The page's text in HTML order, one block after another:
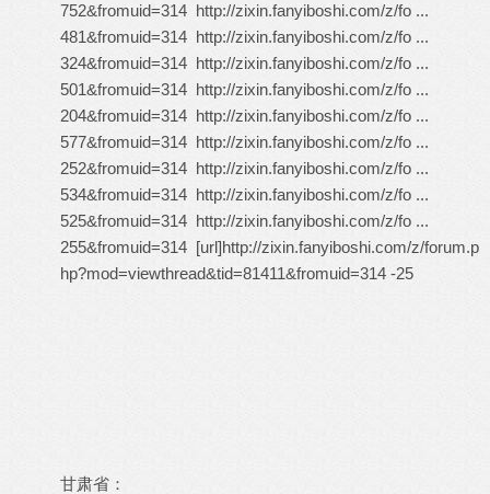
752&fromuid=314 http://zixin.fanyiboshi.com/z/fo ...
481&fromuid=314 http://zixin.fanyiboshi.com/z/fo ...
324&fromuid=314 http://zixin.fanyiboshi.com/z/fo ...
501&fromuid=314 http://zixin.fanyiboshi.com/z/fo ...
204&fromuid=314 http://zixin.fanyiboshi.com/z/fo ...
577&fromuid=314 http://zixin.fanyiboshi.com/z/fo ...
252&fromuid=314 http://zixin.fanyiboshi.com/z/fo ...
534&fromuid=314 http://zixin.fanyiboshi.com/z/fo ...
525&fromuid=314 http://zixin.fanyiboshi.com/z/fo ...
255&fromuid=314 [url]http://zixin.fanyiboshi.com/z/forum.p
hp?mod=viewthread&tid=81411&fromuid=314 -25
甘肃省：